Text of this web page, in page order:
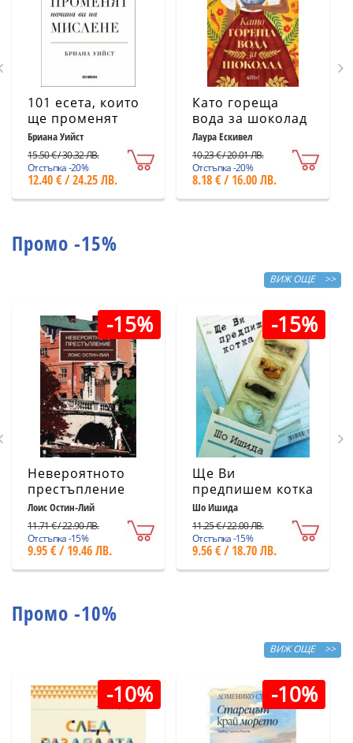
101 есета, които
ще променят
начина ви на
мислене
Бриана Уийст
15.50 € / 30.32 ЛВ.
Отстъпка -20%
12.40 € / 24.25 ЛВ.
Като гореща
вода за шоколад
(ново издание)
Лаура Ескивел
10.23 € / 20.01 ЛВ.
Отстъпка -20%
8.18 € / 16.00 ЛВ.
Промо -15%
ВИЖ ОЩЕ >>
-15%
Невероятното
престъпление
Лоис Остин-Лий
11.71 € / 22.90 ЛВ.
Отстъпка -15%
9.95 € / 19.46 ЛВ.
-15%
Ще Ви
предпишем котка
Шо Ишида
11.25 € / 22.00 ЛВ.
Отстъпка -15%
9.56 € / 18.70 ЛВ.
Промо -10%
ВИЖ ОЩЕ >>
-10% -10%